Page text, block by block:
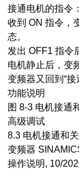
接通电机的指令：
收到 ON 指令，
态。
发出 OFF1 指令
电机静止后，变
变频器又回到“接
功能说明
图 8-3 电机接通
高级调试
8.3 电机接通和
变频器
操作说明, 10/